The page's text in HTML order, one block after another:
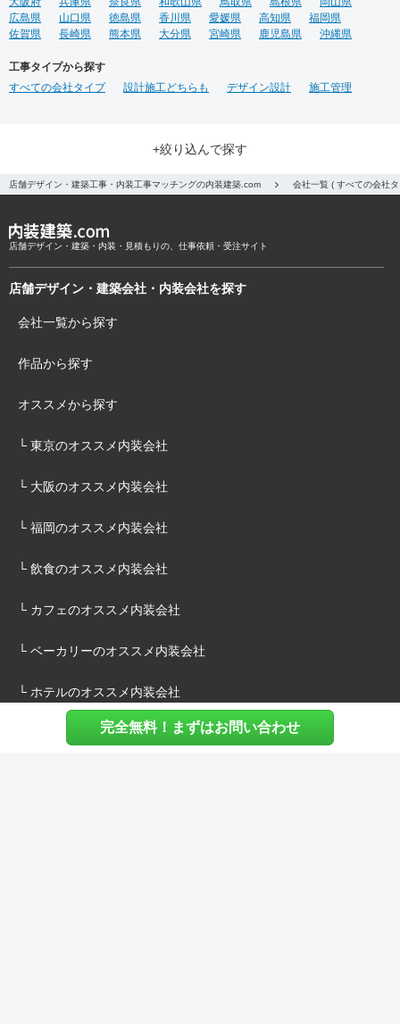
完全無料！まずはお問い合わせ
広島県
山口県 徳島県 香川県 愛媛県 高知県
福岡県
佐賀県
長崎県 熊本県 大分県 宮崎県 鹿児島県 沖縄県
工事タイプから探す
すべての会社タイプ
設計施工どちらも デザイン設計 施工管理
+絞り込んで探す
店舗デザイン・建築工事・内装工事マッチングの内装建築.com 会社一覧 ( すべての会社
店舗デザイン・建築・内装・見積もりの、仕事依頼・受注サイト
店舗デザイン・建築会社・内装会社を探す
会社一覧から探す
作品から探す
オススメから探す
└ 東京のオススメ内装会社
└ 大阪のオススメ内装会社
└ 福岡のオススメ内装会社
└ 飲食のオススメ内装会社
└ カフェのオススメ内装会社
└ ベーカリーのオススメ内装会社
└ ホテルのオススメ内装会社